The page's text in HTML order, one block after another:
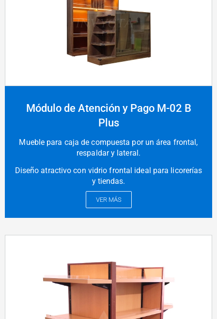
Módulo de Atención y Pago M-02 B
Plus
Mueble para caja de compuesta por un área frontal,
respaldar y lateral.
Diseño atractivo con vidrio frontal ideal para licorerías
y tiendas.
VER MÁS